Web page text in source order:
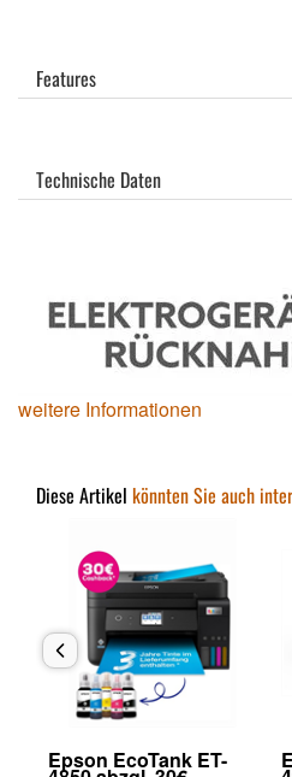
Features
Technische Daten
weitere Informationen
Diese Artikel könnten Sie auch
Epson EcoTank ET-